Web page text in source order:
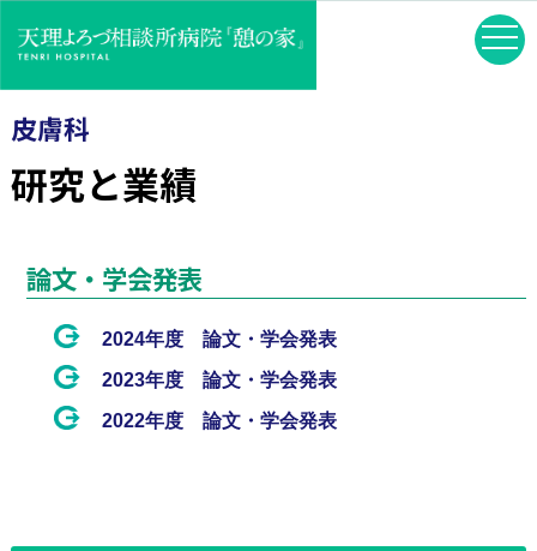
皮膚科
研究と業績
論文・学会発表
2024年度 論文・学会発表
2023年度 論文・学会発表
2022年度 論文・学会発表